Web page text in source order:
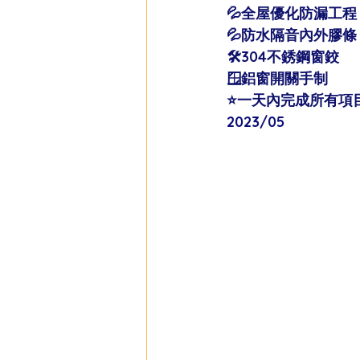
💦全屋優化防漏工程
💦防水隔音內外膠條
🛠304不銹鋼窗鉸
🪟鋁窗開關手制
⭐️一天內完成所有項
2023/05